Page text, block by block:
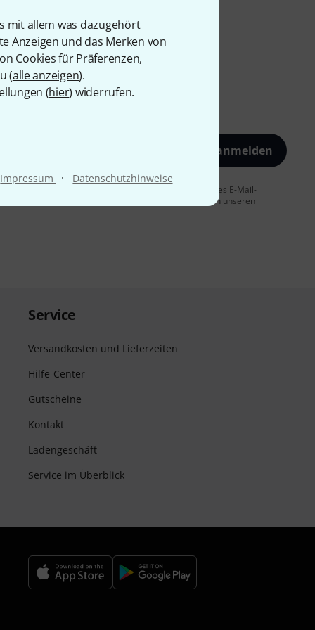
mit allem was dazugehört
Anzeigen und das Merken von
Cookies für Präferenzen,
(alle anzeigen).
(hier) widerrufen.
Impressum · Datenschutzhinweise
Jetzt anmelden
dem Erhalt von E-Mail-Werbung und einer Messung des E-Mail-
jederzeit möglich. Weitere Informationen finden Sie in unseren
Service
Versandkosten und Lieferzeiten
Hilfe-Center
Gutscheine
Kontakt
Ladengeschäft
Service im Überblick